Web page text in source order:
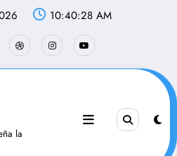
10:40:29 AM
la